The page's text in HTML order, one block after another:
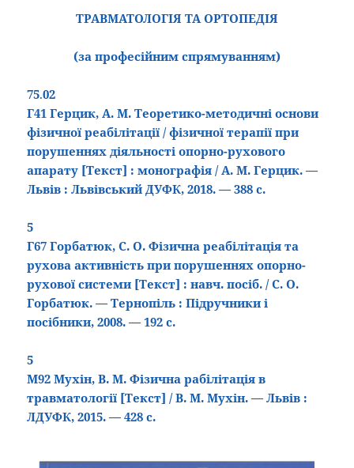
ТРАВМАТОЛОГІЯ ТА ОРТОПЕДІЯ
(за професійним спрямуванням)
75.02
Г41 Герцик, А. М. Теоретико-методичні основи
фізичної реабілітації / фізичної терапії при
порушеннях діяльності опорно-рухового
апарату [Текст] : монографія / А. М. Герцик. —
Львів : Львівський ДУФК, 2018. — 388 с.
5
Г67 Горбатюк, С. О. Фізична реабілітація та
рухова активність при порушеннях опорно-
рухової системи [Текст] : навч. посіб. / С. О.
Горбатюк. — Тернопіль : Підручники і
посібники, 2008. — 192 с.
5
М92 Мухін, В. М. Фізична рабілітація в
травматології [Текст] / В. М. Мухін. — Львів :
ЛДУФК, 2015. — 428 с.